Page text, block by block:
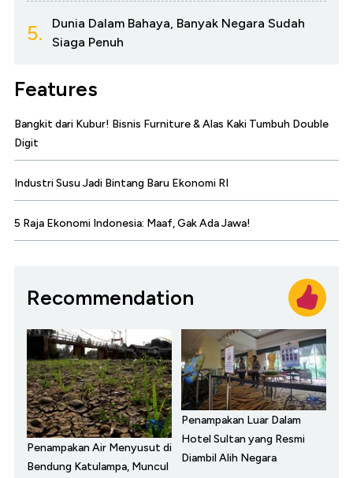
5.
Dunia Dalam Bahaya, Banyak Negara Sudah
Siaga Penuh
Features
Bangkit dari Kubur! Bisnis Furniture & Alas Kaki Tumbuh Double
Digit
Industri Susu Jadi Bintang Baru Ekonomi RI
5 Raja Ekonomi Indonesia: Maaf, Gak Ada Jawa!
Recommendation
Penampakan Air Menyusut di
Bendung Katulampa, Muncul
Penampakan Luar Dalam
Hotel Sultan yang Resmi
Diambil Alih Negara